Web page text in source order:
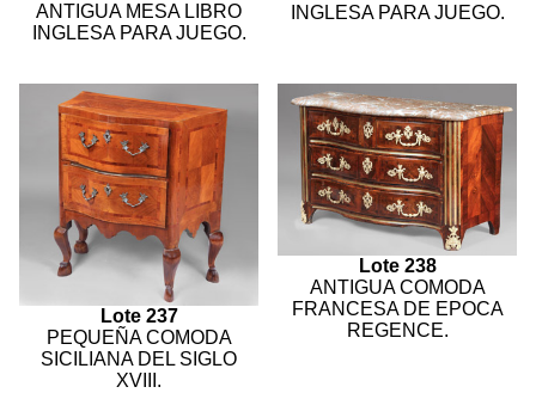
ANTIGUA MESA LIBRO
INGLESA PARA JUEGO.
INGLESA PARA JUEGO.
Lote 237
PEQUEÑA COMODA
SICILIANA DEL SIGLO
XVIII.
Lote 238
ANTIGUA COMODA
FRANCESA DE EPOCA
REGENCE.